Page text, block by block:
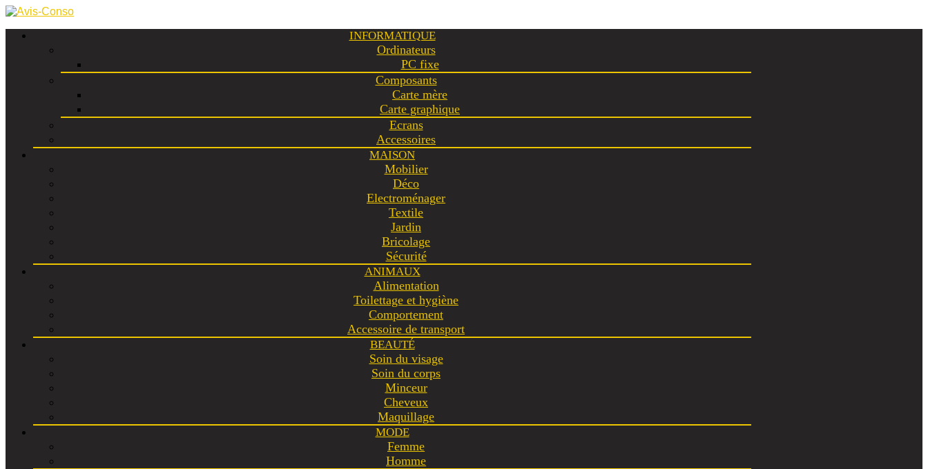
INFORMATIQUE
Ordinateurs
PC fixe
Composants
Carte mère
Carte graphique
Ecrans
Accessoires
MAISON
Mobilier
Déco
Electroménager
Textile
Jardin
Bricolage
Sécurité
ANIMAUX
Alimentation
Toilettage et hygiène
Comportement
Accessoire de transport
BEAUTÉ
Soin du visage
Soin du corps
Minceur
Cheveux
Maquillage
MODE
Femme
Homme